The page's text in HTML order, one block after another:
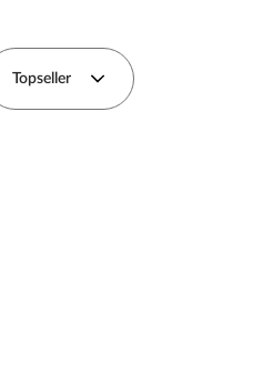
Topseller